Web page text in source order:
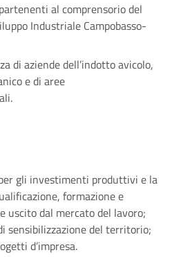
al comprensorio del
Industriale Campobasso-
di aziende dell’indotto avicolo,
e di aree
gli investimenti produttivi e la
formazione e
uscito dal mercato del lavoro;
sensibilizzazione del territorio;
d’impresa.